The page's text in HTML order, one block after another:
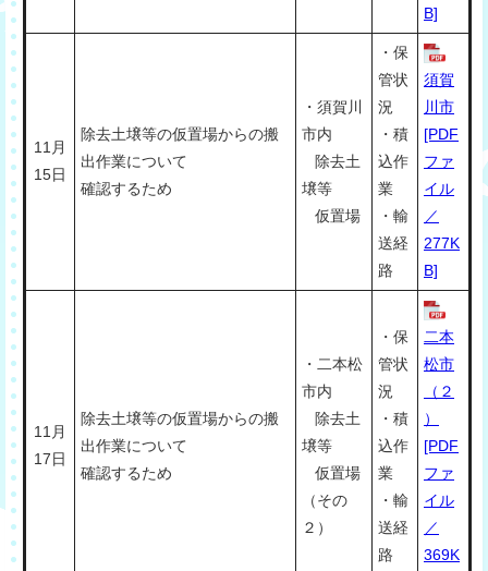
B]
11月
15日
除去土壌等の仮置場からの搬
出作業について
確認するため
・須賀川
市内
除去土
壌等
仮置場
・保
管状
況
・積
込作
業
・輸
送経
路
須賀
川市
[PDF
ファ
イル
／
277K
B]
11月
17日
除去土壌等の仮置場からの搬
出作業について
確認するため
・二本松
市内
除去土
壌等
仮置場
（その
２）
・保
管状
況
・積
込作
業
・輸
送経
路
二本
松市
（２
）
[PDF
ファ
イル
／
369K